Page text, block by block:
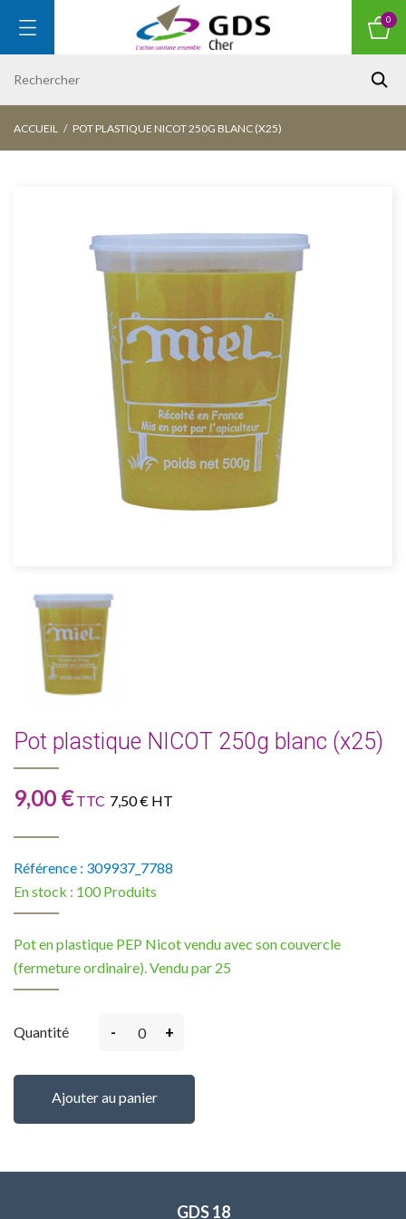
0
ACCUEIL POT PLASTIQUE NICOT 250G BLANC (X25)
Pot plastique NICOT 250g blanc (x25)
9,00 €TTC 7,50 € HT
Référence : 309937_7788
En stock : 100 Produits
Pot en plastique PEP Nicot vendu avec son couvercle
(fermeture ordinaire). Vendu par 25
Quantité - +
Ajouter au panier
GDS 18